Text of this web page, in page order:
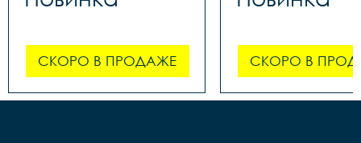
СКОРО В ПРОДАЖЕ СКОРО В